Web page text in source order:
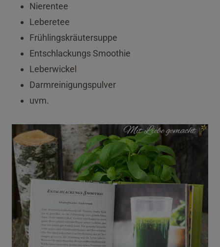
Nierentee
Leberetee
Frühlingskräutersuppe
Entschlackungs Smoothie
Leberwickel
Darmreinigungspulver
uvm.